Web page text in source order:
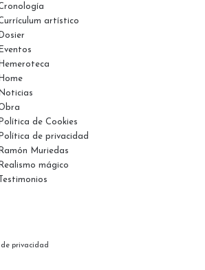
artístico
Dosier
Eventos
Hemeroteca
Home
Noticias
Política de Cookies
Política de privacidad
Ramón Muriedas
Realismo mágico
Testimonios
de privacidad